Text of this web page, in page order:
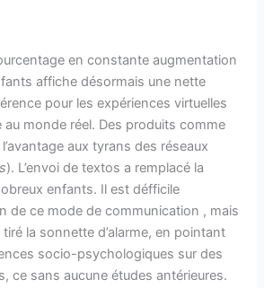
en constante augmentation
affiche désormais une nette
pour les expériences virtuelles
au monde réel. Des produits comme
aux tyrans des réseaux
). L’envoi de textos a remplacé la
enfants. Il est défficile
de ce mode de communication , mais
la sonnette d’alarme, en pointant
socio-psychologiques sur des
ce sans aucune études antérieures.